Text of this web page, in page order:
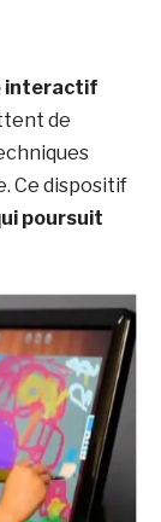
interactif
de
Ce dispositif
poursuit